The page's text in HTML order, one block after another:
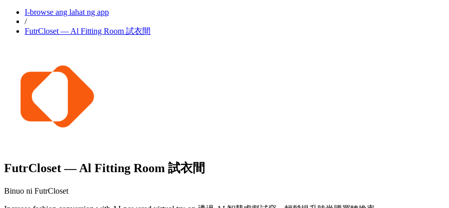
I-browse ang lahat ng app
/
FutrCloset — Al Fitting Room 試衣間
FutrCloset — Al Fitting Room 試衣間
Binuo ni FutrCloset